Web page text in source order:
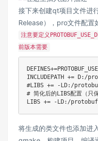
接下来创建qt项目文件进
Release），pro文件配置
注意要定义
前版本需要
INCLUDEPATH +=
#LIBS += -LD:/
# 简化后的LIBS配置（只
将生成的类文件也添加进